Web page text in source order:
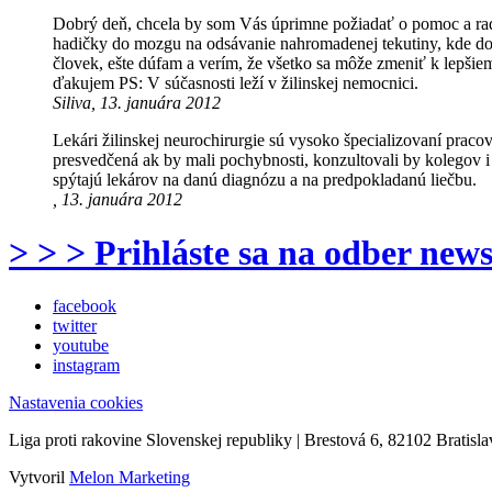
Dobrý deň, chcela by som Vás úprimne požiadať o pomoc a
hadičky do mozgu na odsávanie nahromadenej tekutiny, kde
človek, ešte dúfam a verím, že všetko sa môže zmeniť k
ďakujem PS: V súčasnosti leží v žilinskej nemocnici.
Siliva, 13. januára 2012
Lekári žilinskej neurochirurgie sú vysoko špecializovaní
presvedčená ak by mali pochybnosti, konzultovali by kolegov
spýtajú lekárov na danú diagnózu a na predpokladanú liečbu.
, 13. januára 2012
> > > Prihláste sa na odber
facebook
twitter
youtube
instagram
Nastavenia cookies
Liga proti rakovine Slovenskej republiky | Brestová 6, 82102
Vytvoril Melon Marketing